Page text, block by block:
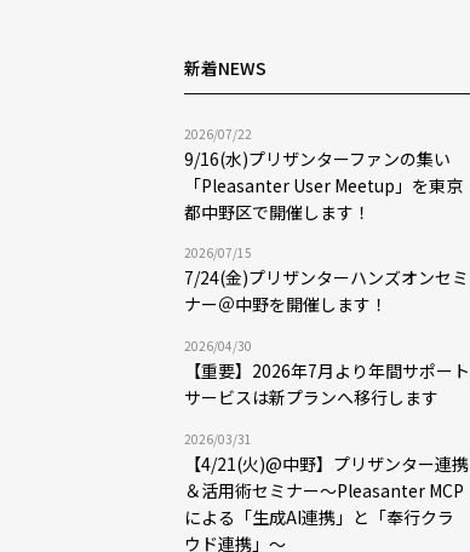
新着NEWS
2026/07/22
9/16(水)プリザンターファンの集い
「Pleasanter User Meetup」を東京
都中野区で開催します！
2026/07/15
7/24(金)プリザンターハンズオンセミ
ナー＠中野を開催します！
2026/04/30
【重要】2026年7月より年間サポート
サービスは新プランへ移行します
2026/03/31
【4/21(火)@中野】プリザンター連携
＆活用術セミナー〜Pleasanter MCP
による「生成AI連携」と「奉行クラ
ウド連携」〜